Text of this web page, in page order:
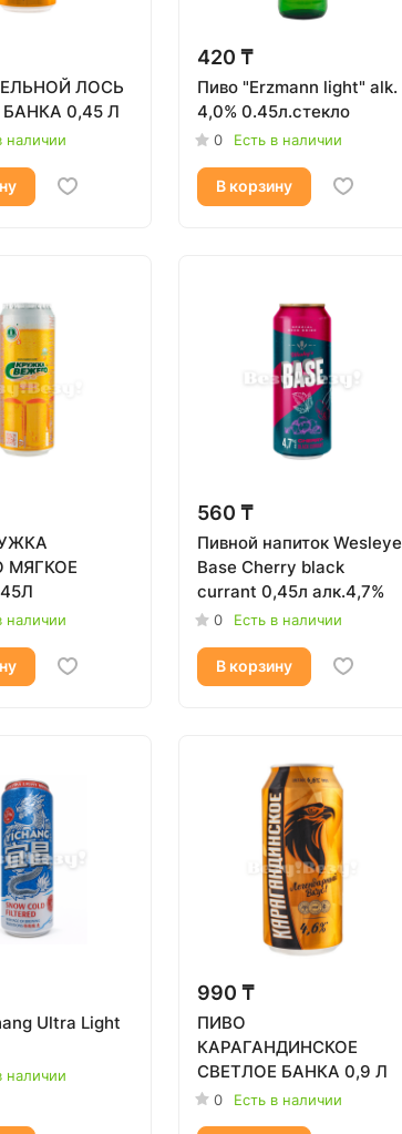
ЛОСЬ
0,45 Л
наличии
420 ₸
Пиво "Erzmann light" alk.
4,0% 0.45л.стекло
0 Есть в наличии
В корзину
МЯГКОЕ
наличии
560 ₸
Пивной напиток Wesleye
Base Cherry black
currant 0,45л алк.4,7%
0 Есть в наличии
В корзину
Ultra Light
наличии
990 ₸
ПИВО
КАРАГАНДИНСКОЕ
СВЕТЛОЕ БАНКА 0,9 Л
0 Есть в наличии